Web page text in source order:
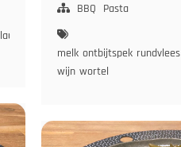
laurierblaadje ontbijtspek
van
BBQ Pasta
melk ontbijtspek rundvlees
wijn wortel